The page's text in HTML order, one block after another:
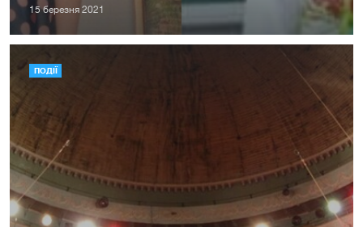
15 березня 2021
ПОДІЇ